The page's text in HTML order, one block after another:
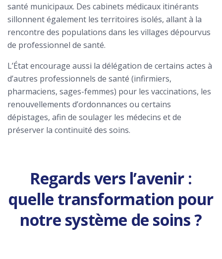
santé municipaux. Des cabinets médicaux itinérants
sillonnent également les territoires isolés, allant à la
rencontre des populations dans les villages dépourvus
de professionnel de santé.
L’État encourage aussi la délégation de certains actes à
d’autres professionnels de santé (infirmiers,
pharmaciens, sages-femmes) pour les vaccinations, les
renouvellements d’ordonnances ou certains
dépistages, afin de soulager les médecins et de
préserver la continuité des soins.
Regards vers l’avenir :
quelle transformation pour
notre système de soins ?